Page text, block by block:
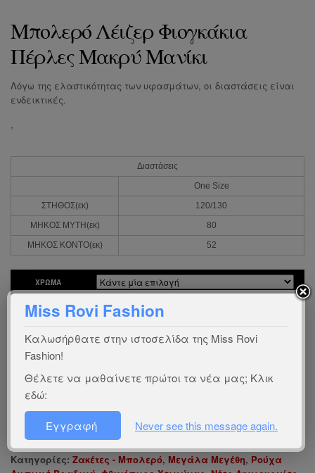
Μπολερό Λέιζερ Φιογκάκια
Πέρλες Μακρύ Μανίκι
Λόγω της ελαστικότητας των υφασμάτων, οι διαστάσεις είναι
ενδεικτικές.
,
Διαστάσεις
One Size
ΣΤΗΘΟΣ(εκ)
120/130
ΜΗΚΟΣ ΜΥΤΗ(εκ)
80
ΜΗΚΟΣ ΚΟΝΤΟ(εκ)
52
ΧΡΏΜΑ
Ενδιαφέρεστε για χονδρική πώληση; Επικοινωνήστε μαζί μας
Οδηγός προϊόντος:Χ0215
Χώρα προέλευσης:gr
Ύφασμα: 95%vi-5%el
Κατηγορίες: Ζακέτες - Μπολερό, Μεγάλα Μεγέθη, Ρούχα
Miss Rovi Fashion
Καλωσήρθατε στην ιστοσελίδα της Miss Rovi
Fashion!
Θέλετε να μαθαίνετε πρώτοι τα νέα μας; Κλικ
εδώ:
Εγγραφή Never see this message again.